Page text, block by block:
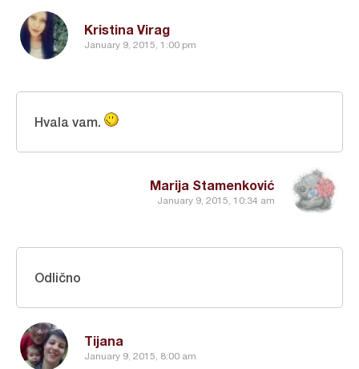
Kristina Virag
January 9, 2015, 1:00 pm
Marija Stamenković
January 9, 2015, 10:34 am
Hvala vam.
Tijana
January 9, 2015, 8:00 am
Odlično